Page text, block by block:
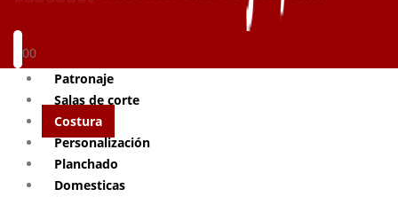
00
Patronaje
Salas de corte
Costura
Personalización
Planchado
Domesticas